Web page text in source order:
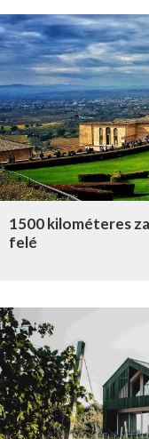
1500 kilométeres
felé